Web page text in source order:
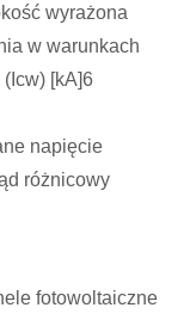
wyrażona
w warunkach
(Icw) [kA]6
napięcie
różnicowy
fotowoltaiczne